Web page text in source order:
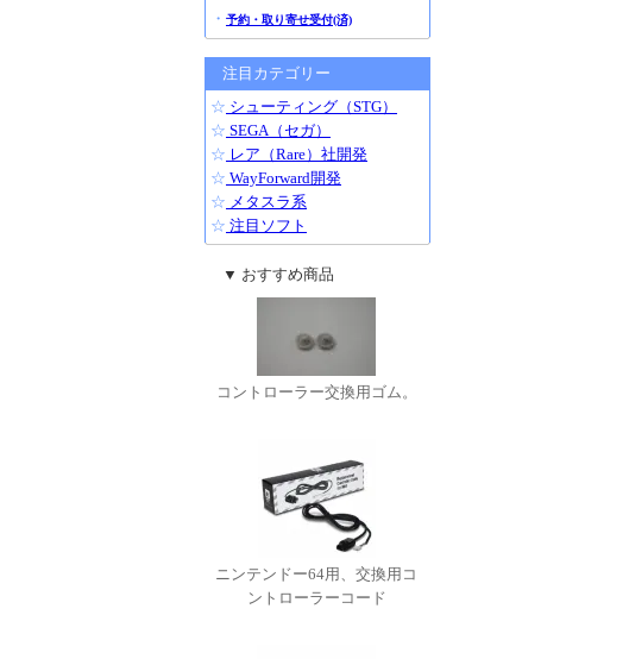
・ 予約・取り寄せ受付(済)
注目カテゴリー
☆ シューティング（STG）
☆ SEGA（セガ）
☆ レア（Rare）社開発
☆ WayForward開発
☆ メタスラ系
☆ 注目ソフト
▼ おすすめ商品
コントローラー交換用ゴム。
ニンテンドー64用、交換用コ
ントローラーコード